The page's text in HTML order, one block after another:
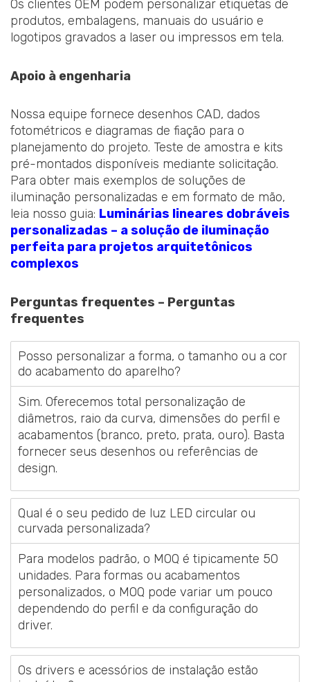
Sem legenda
Os clientes OEM podem personalizar etiquetas de
produtos, embalagens, manuais do usuário e
logotipos gravados a laser ou impressos em tela.
Apoio à engenharia
Nossa equipe fornece desenhos CAD, dados
fotométricos e diagramas de fiação para o
planejamento do projeto. Teste de amostra e kits
pré-montados disponíveis mediante solicitação.
Para obter mais exemplos de soluções de
iluminação personalizadas e em formato de mão,
leia nosso guia: Luminárias lineares dobráveis
personalizadas – a solução de iluminação
perfeita para projetos arquitetônicos
complexos
Perguntas frequentes – Perguntas
frequentes
Posso personalizar a forma, o tamanho ou a cor
do acabamento do aparelho?
Sim. Oferecemos total personalização de
diâmetros, raio da curva, dimensões do perfil e
acabamentos (branco, preto, prata, ouro). Basta
fornecer seus desenhos ou referências de
design.
Qual é o seu pedido de luz LED circular ou
curvada personalizada?
Para modelos padrão, o MOQ é tipicamente 50
unidades. Para formas ou acabamentos
personalizados, o MOQ pode variar um pouco
dependendo do perfil e da configuração do
driver.
Os drivers e acessórios de instalação estão